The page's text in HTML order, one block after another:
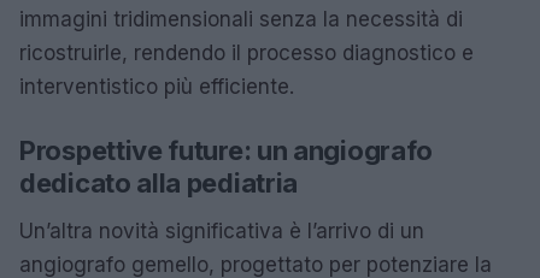
immagini tridimensionali senza la necessità di
ricostruirle, rendendo il processo diagnostico e
interventistico più efficiente.
Prospettive future: un angiografo
dedicato alla pediatria
Un’altra novità significativa è l’arrivo di un
angiografo gemello, progettato per potenziare la